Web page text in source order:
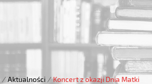
/ Aktualności / Koncert z okazji Dnia Matki